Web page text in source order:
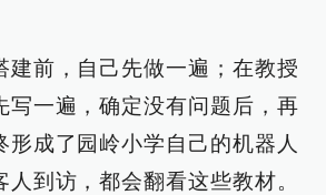
建前，自己先做一遍；在教授
写一遍，确定没有问题后，再
形成了园岭小学自己的机器人
到访，都会翻看这些教材。